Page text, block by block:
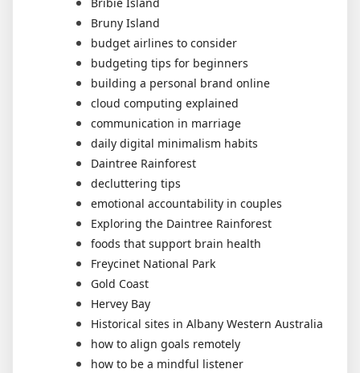
Bruny Island
budget airlines to consider
budgeting tips for beginners
building a personal brand online
cloud computing explained
communication in marriage
daily digital minimalism habits
Daintree Rainforest
decluttering tips
emotional accountability in couples
Exploring the Daintree Rainforest
foods that support brain health
Freycinet National Park
Gold Coast
Hervey Bay
Historical sites in Albany Western Australia
how to align goals remotely
how to be a mindful listener